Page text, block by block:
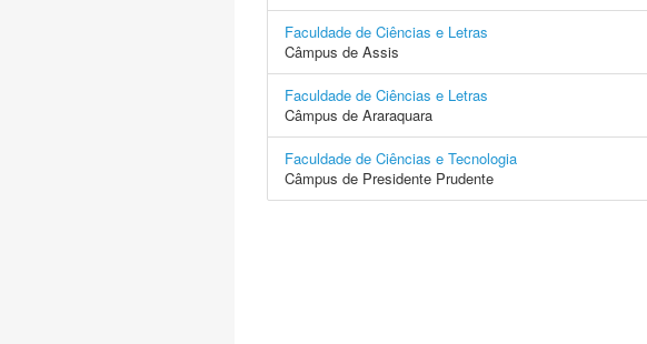
Faculdade de Ciências e Letras
Câmpus de Assis
Faculdade de Ciências e Letras
Câmpus de Araraquara
Faculdade de Ciências e Tecnologia
Câmpus de Presidente Prudente